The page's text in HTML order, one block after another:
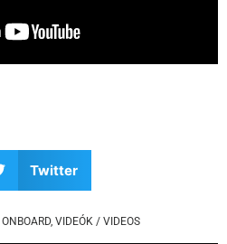
Twitter
ONBOARD, VIDEÓK / VIDEOS